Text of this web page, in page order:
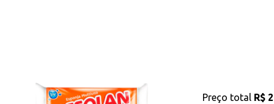
Preço total R$